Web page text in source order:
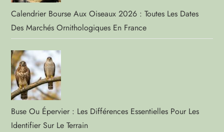
Calendrier Bourse Aux Oiseaux 2026 : Toutes Les Dates
Des Marchés Ornithologiques En France
Buse Ou Épervier : Les Différences Essentielles Pour Les
Identifier Sur Le Terrain